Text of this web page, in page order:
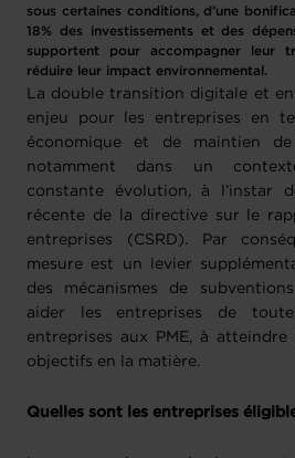
sous certaines conditions, d’une
18% des investissements et des
supportent pour accompagner leur
réduire leur impact environnemental.
La double transition digitale et
enjeu pour les entreprises en
économique et de maintien
notamment dans un
constante évolution, à l’instar
récente de la directive sur le
entreprises (CSRD). Par
mesure est un levier
des mécanismes de
aider les entreprises de
entreprises aux PME, à
objectifs en la matière.
Quelles sont les entreprises